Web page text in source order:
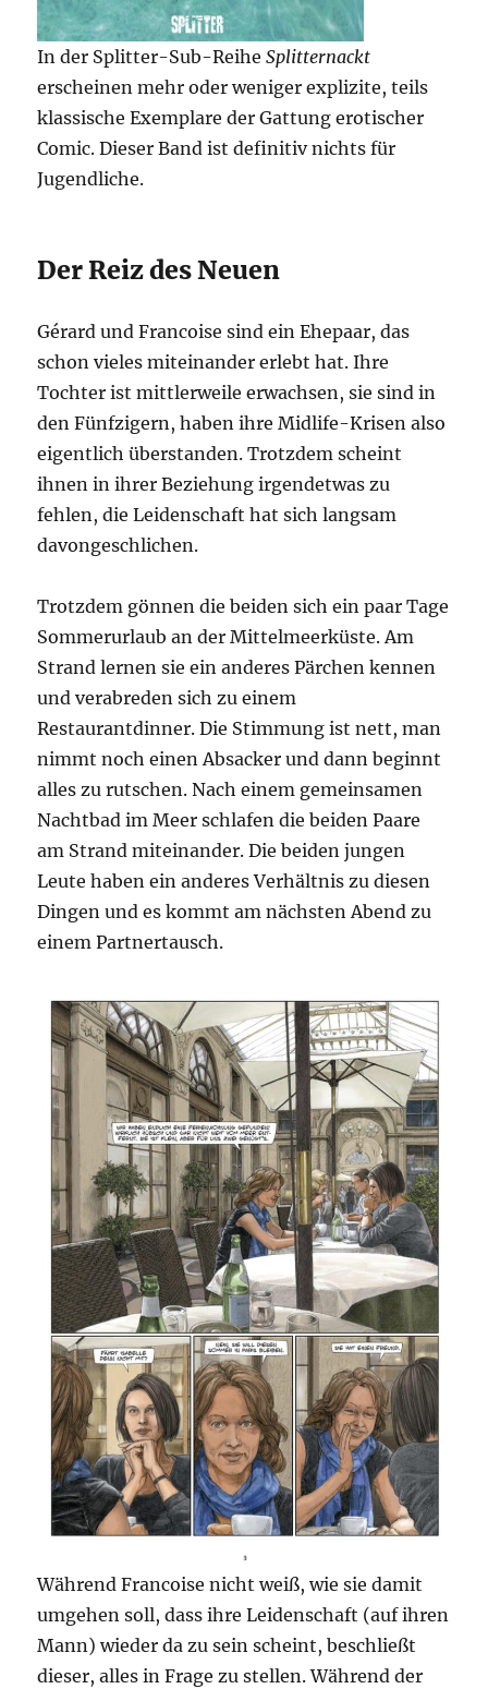
In der Splitter-Sub-ReiheSplitternackt
erscheinen mehr oder weniger explizite, teils
klassische Exemplare der Gattung erotischer
Comic. Dieser Band ist definitiv nichts für
Jugendliche.
Der Reiz des Neuen
Gérard und Francoise sind ein Ehepaar, das
schon vieles miteinander erlebt hat. Ihre
Tochter ist mittlerweile erwachsen, sie sind in
den Fünfzigern, haben ihre Midlife-Krisen also
eigentlich überstanden. Trotzdem scheint
ihnen in ihrer Beziehung irgendetwas zu
fehlen, die Leidenschaft hat sich langsam
davongeschlichen.
Trotzdem gönnen die beiden sich ein paar Tage
Sommerurlaub an der Mittelmeerküste. Am
Strand lernen sie ein anderes Pärchen kennen
und verabreden sich zu einem
Restaurantdinner. Die Stimmung ist nett, man
nimmt noch einen Absacker und dann beginnt
alles zu rutschen. Nach einem gemeinsamen
Nachtbad im Meer schlafen die beiden Paare
am Strand miteinander. Die beiden jungen
Leute haben ein anderes Verhältnis zu diesen
Dingen und es kommt am nächsten Abend zu
einem Partnertausch.
Während Francoise nicht weiß, wie sie damit
umgehen soll, dass ihre Leidenschaft (auf ihren
Mann) wieder da zu sein scheint, beschließt
dieser, alles in Frage zu stellen. Während der